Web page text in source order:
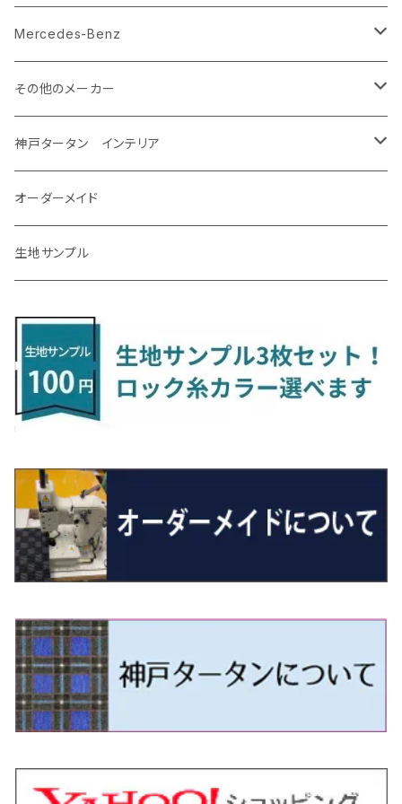
H12/5～H28/8 20/30系
H31/4～R7/12 50系
アイシス
H24/6～H29/12 10系
アクア
H23/12～R3/7 NHP10
R3/7～ MXPK系
アベンシス
H23/9～H30/4 270系
アリオン
H23/10～R3/3 260系
アルファード/ヴェルファイアＨＶ
H27/1～R5/6 30系
R5/6～ 40系
H24/4～29/10 20系
ヴィッツ
H22/12～R2/3 130系
ヴォクシー
H26/1～R4/1 80系
R4/1～ 90系
エスクァイア
H26/10～R3/12 80系
エスティマ
H18/1～H24/5（前期）
H24/5～R1/10（後期）
エスティマ・ハイブリッド
H18/6～H24/5（前期）
H24/5～R1/10（後期）
オーリス
H24/8～H30/3 180系
カムリ
H24/5～ 160系
カローラ・クロス
R5/12〜 4人乗 TAWH15W
R6/5～ 6人乗 TAWH15W
ＬＳ４６０
H18/9～H29/10
ＬＳ６００ｈ
H19/5～H29/10
ＬＳ５００/ＬＳ５００ｈ
H29/10～
ＬＸ
H27/9～R3/10 URJ201W
ＮＸ
R3/11～ 20系
H26/10～
ＲＸ
H27/10～R4/7 20系5人乗
H29/12～R4/7 20系7人乗
R4/11～ 10系
ＵＸ
H30/11～
H25/12～R4/7 T32
R4/7～ T33
エルグランド
H22/8～R8/7 E52
R8/7～ E53
オーラ
R3/8～ E13
ＮＶ３５０キャラバン
H24/6～ E26 3人乗
H24/6～ E26 5・6人乗
キューブ
H14/10～R2/3 Z11・Z12
キックス
R2/6~R8/6 15系(e-POWER)
R8/6～ 16系
H11/6～H16/10 Y34
サクラ
R4/5～ B6AW
シーマ
H13/1～R4/8 F50・Y51
シルビア
H3/1～H11/1 S13・S14
H11/1～H14/11 S15
シルフィ
H24/12～R3/10 TB17
ジューク
H22/6～R2/6 F15
スカイライン
H13/6～H18/11 V35
H26/2～ V37
スカイライン・クロスオーバー
H11/6～H16/10 Y34
セレナ
H27/4～H30/3 YAM
クロストレック
R4/9～ GU系
サンバーバン/ディアス
H11/2～H24/2 TV系
H24/4～R4/1 S3系
サンバートラック
H24/2～H26/9 S200系
H26/9～ S500系
シフォン
H28/12～R1/7 LA600/610
ジャスティ
H23/5～ LA100系
ソルテラ
R4/5~ XEAM10X・YEAM15X
ディアスワゴン
H21/9～R2/4 S300系
トレジア
H22/11～H28/3 120系
フォレスター
H14/2～ SG/SH/SJ/SK系
プレオ
H22/4～H30/3 L275/285
プレオプラス
H24/12～H29/5 LA300/310
レヴォーグ
H15/6～R2/8 BN/BM/BL系
レガシィアウトバック
R4/9～ KH系
ＭＡＺＤＡ２
R1/9～ DJ系
ＭＡＺＤＡ３
R1/5～ BP系
ＭＡＺＤＡ６
R1/8～ GJ系
ＭＸ－３０
R2/10～ DREJ3P
アクセラ/アクセラ・スポーツ
H24/11～R1/8 GJ系
キャロル
H27/1～ HB36/37/97S
キャロルエコ
H24/11～H27/1 HB35S
スクラム
H17/9～ DG64/DG17
スクラムトラック
H25/9～ DG16T
デミオ
H19/7～R1/7 DE/DJ系
ビアンテ
H20/7～30/3 CC系
ファミリア バン
H30/6～ 160系
H24/10～ MJ系
フレアクロスオーバー
H27/9～R5/6 LA250/260S
グランマックスカーゴ
R2/9～ S403/413V
グランマックストラック
R2/9～ S403/413P
コペン
H14/6～ L880/LA400K
タフト
R2/6～ LA900/910S
タント
R1/7～ LA650/660
H28/11～ M900系
ハイゼット・キャディー
H28/6～R3/9 LA700V
ハイゼット・カーゴ
H16/12～ S300/S700系
ハイゼット・トラック
H11/1～ S200/S500系
ブーン
H28/4～R5/12 M700系
ミラ
H18/12～ L275/285
ミラ・イース
H23/9～ LA300系
ミラ・ココア
H30/6～ LA550/560S
ムーヴ
H26/12～R3/12 HA36
R3/12～ HA37/97S
アルトラパン/アルトラパンショコラ
H20/11～ HE22/33S
アルトラパンLC
R4/6～ HE33S
イグニス
H28/2～ FF21S
エスクード
H17/5～H27/10 TA/TD系
エブリィ
H13/9～ DA系
クロスビー(XBEE)
H29/12～R7/10 MN71S
ジムニー
H3/6～ JA/JB系
ジムニーノマド
R7/4～ JC74W
ジムニーワイド/ジムニーシエラ
H10/1～H14/1 JB33/43W
H14/1～ JB43/74W
スイフト/スイフトスポーツ
H22/9～ スイフト
H23/12～
スペーシア/スペーシアカスタム/スペーシアギア
H25/3～R5/11
R5/11～ MK54S・MK94S
スペーシアベース
H23/1～H27/8 MA15S
ハスラー
H26/2～ B11A/B30系/BA系
ｅｋスペースカスタム/ｅｋクロススペース
H26/2～ B11A/B30系
ｅｋワゴン
H25/6～ B11W/B30系
ｅｋカスタム/ｅｋクロス
H25/6～H31/3 ｅｋカスタム
H31/3～ ｅｋクロス
ekクロスEV
R4/6～ B5AW
アイミーブ
H24/10～R2/12 GF系
アウトランダーＰＨＥＶ
H25/1～ GG/GN系 5人乗
エクリプスクロス/エクリプスクロスPHEV
H30/3～ GK/GL系
タウンボックス
H26/2～ DS17/64W
ディグニティ
H24/7～H29/1 BHGY51
デリカＤ：２
H23/3～ MB系
デリカＤ：３
H23/10～H31/4 BM20 7人乗
デリカＤ：５
R5/5～ B30系/BA系
パジェロ
H23/12～28/8 RM1/4
H30/8～R4/12 RW1/2・RT5/6 5人乗り
CR-Z
H22/2～29/1 ZF1・ZF2
NBOX/NBOXカスタム
H23/12～H29/9 JF1/2
H29/9～R5/10 JF3/4
NBOXプラス/NBOXプラスカスタム
H24/7～H29/8 JF1/2
NBOXスラッシュ
H26/12～R2/2 JF1/2
NBOXジョイ
H24/11～R2/3 JG1・JG2
R2/11～ JG3・JG4
N-ONE e:
R7/9~ JG5
N-VAN
H30/7～ JJ1・JJ2
N-VAN e:
R6/10~ JJ3
N‐WGN/N‐WGNカスタム
H25/11～ JH1・JH2・JH3・JH4
S660
H27/4～R3/12 JW5
WR-V
R6/3～ DG5
ZR-V
H11/6～H30/7 バン HH5・HH6
アコード・アコードハイブリッド
アップ
H24/10～R3/3 AA系
アルテオン
H29/10～ ３HD系
ゴルフ
H25/4～R3/4 AU系
R3/6～ CDD系
H16/4～28/1 １T系 トゥラン
シャラン
H23/2～ 7N系
Tクロス
R2/7～ A1D系
ティグアン
H20/9～H29/1 5NC系
トゥアレグ
H15/9～H30/4 7L/7P系
パサート
H23/5～H27/7 3CCAX
H27/7～ 3CC/3CD系
ザ・ビートル
H24/4～R3/4 16C系
ポロ
H21/10～H30/3 6RC系
H30/3～ AW系
Mercedes-Benz
Ａクラス
H24/11～30/10
H30/10～
Ｂクラス
H24/4～R1/6
Ｃクラス
H26/7～R4/2
ＣＬＡクラス
H27/6～R1/8
ＣＬＳクラス
H30/6～
Ｅクラス
H28/7～
ＧＬＡクラス
H26/5～R2/6
ＧＬＥクラス
R1/6～
Ｓクラス
H25/10～R3/10
Ｖクラス
H27/4～
その他のメーカー
MINI
MINIクロスオーバー
神戸タータン インテリア
ラグマット
ラグマットセカンド（L）
ラグマットミニ（S）
オーダーメイド
生地サンプル